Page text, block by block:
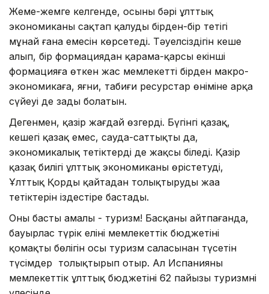
Жеме-жемге келгенде, осының бәрі ұлттық
экономиканы сақтап қалудың бірден-бір тетігі
мұнай ғана емесін көрсетеді. Тәуелсіздігін кеше
алып, бір формациядан қара­ма-қарсы екінші
формацияға өткен жас мемлекеттің бірден макро­
экономикаға, яғни, табиғи ресурс­тар өніміне арқа
сүйеуі де заңды болатын.
Дегенмен, қазір жағдай өзгерді. Бүгінгі қазақ,
кешегі қазақ емес, сауда-саттықты да,
экономикалық тетіктерді де жақсы біледі. Қазір
қазақ билігі ұлттық экономиканы өрістетудің,
Ұлттық Қорды қайта­дан толықтырудың жаңа
тетіктерін іздестіре бастады.
Оның басты амалы - туризм! Басқаны айтпағанда,
бауырлас түрік елінің мемлекеттік бюд­же­тінің
қомақты бөлігін осы туризм саласынан түсетін
түсімдер толық­тырып отыр. Ал Испанияның
мемлекеттік ұлттық бюджетінің 62 пайызы туризмнің